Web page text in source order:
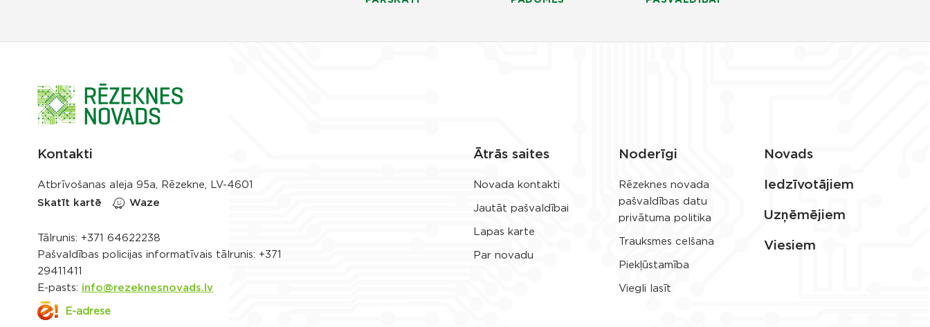
Kontakti
Atbrīvošanas aleja 95a, Rēzekne, LV-4601
Skatīt kartē
Waze
Tālrunis: +371 64622238
Pašvaldības policijas informatīvais tālrunis: +371
29411411
E-pasts: info@rezeknesnovads.lv
E-adrese
Ātrās saites
Novada kontakti
Jautāt pašvaldībai
Lapas karte
Par novadu
Noderīgi
Rēzeknes novada
pašvaldības datu
privātuma politika
Trauksmes celšana
Piekļūstamība
Viegli lasīt
Novads
Iedzīvotājiem
Uzņēmējiem
Viesiem